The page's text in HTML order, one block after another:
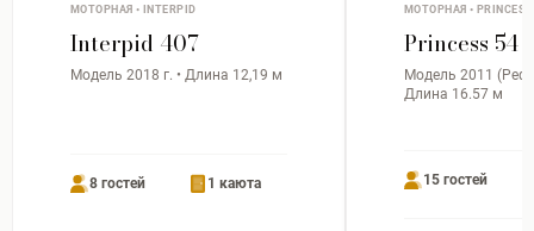
МОТОРНАЯ • INTERPID
Interpid 407
Модель 2018 г. • Длина 12,19 м
8 гостей 1 каюта
МОТОРНАЯ • PRINCESS
Princess 54
Модель 2011
Длина 16.57 м
15 гостей